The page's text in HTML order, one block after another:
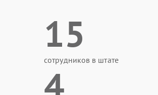
15
сотрудников в штате